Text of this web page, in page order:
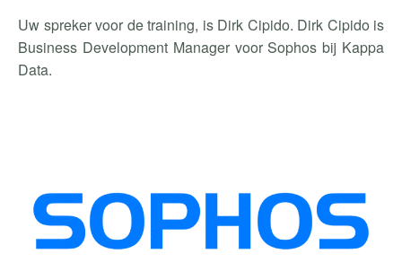
Uw spreker voor de training, is Dirk Cipido. Dirk Cipido is
Business Development Manager voor Sophos bij Kappa
Data.